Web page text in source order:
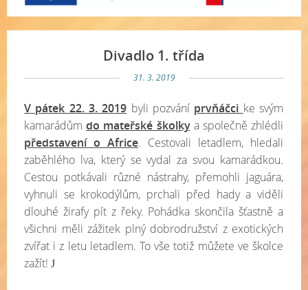
Divadlo 1. třída
31. 3. 2019
V pátek 22. 3. 2019 byli pozvání prvňáčci ke svým
kamarádůmdo mateřské školkya společně zhlédli
představení o Africe. Cestovali letadlem, hledali
zaběhlého lva, který se vydal za svou kamarádkou.
Cestou potkávali různé nástrahy, přemohli jaguára,
vyhnuli se krokodýlům, prchali před hady a viděli
dlouhé žirafy pít z řeky. Pohádka skončila šťastně a
všichni měli zážitek plný dobrodružství z exotických
zvířat i z letu letadlem. To vše totiž můžete ve školce
zažít! J